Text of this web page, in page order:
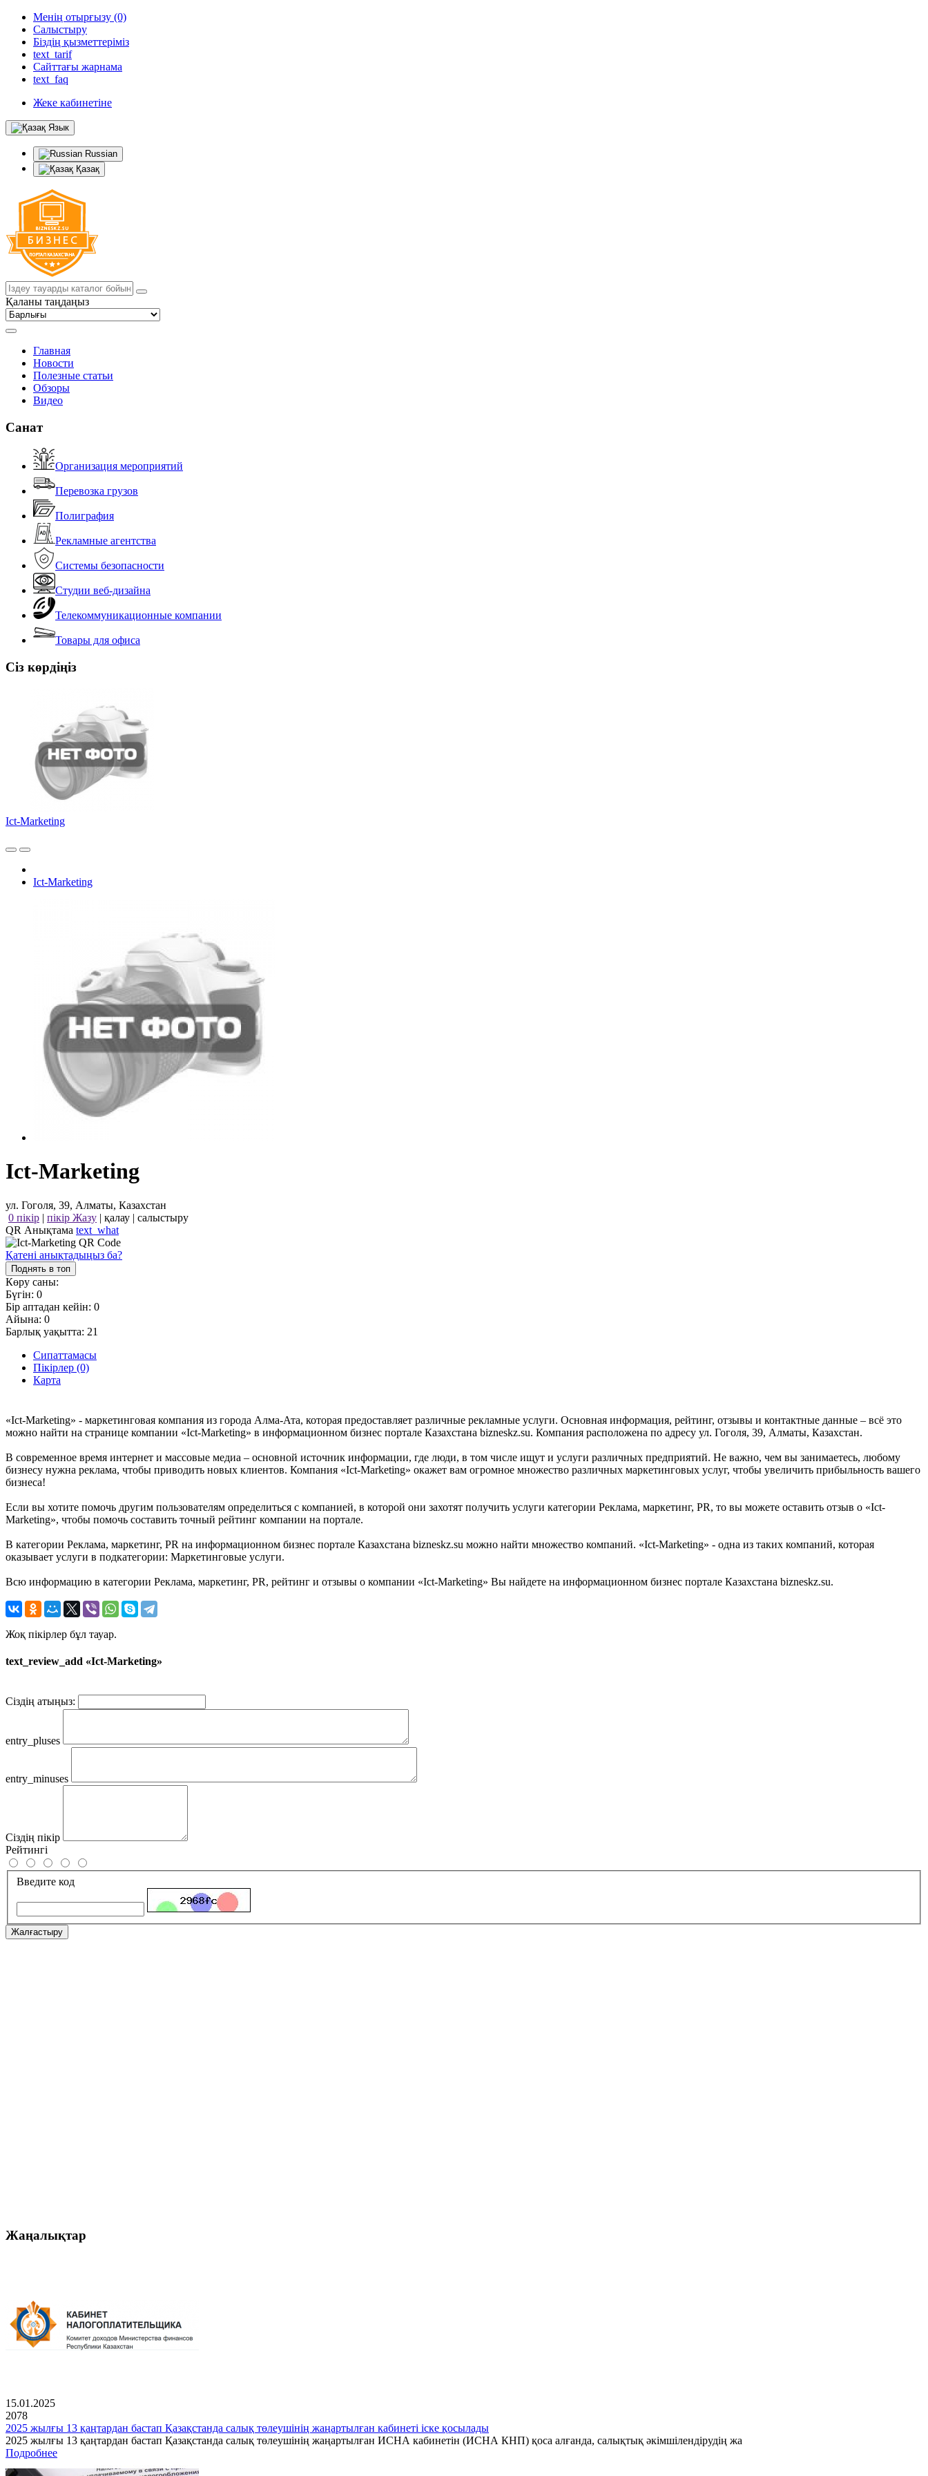
Менің отырғызу (0)
Салыстыру
Біздің қызметтеріміз
text_tarif
Сайттағы жарнама
text_faq
Жеке кабинетіне
Язык
Russian
Қазақ
Қаланы таңдаңыз
Главная
Новости
Полезные статьи
Обзоры
Видео
Санат
Организация мероприятий
Перевозка грузов
Полиграфия
Рекламные агентства
Системы безопасности
Студии веб-дизайна
Телекоммуникационные компании
Товары для офиса
Сіз көрдіңіз
Ict-Marketing
Ict-Marketing
Ict-Marketing
ул. Гоголя, 39, Алматы, Казахстан
0 пікір | пікір Жазу | қалау | салыстыру
QR Анықтама text_what
Қатені анықтадыңыз ба?
Поднять в топ
Көру саны:
Бүгін: 0
Бір аптадан кейін: 0
Айына: 0
Барлық уақытта: 21
Сипаттамасы
Пікірлер (0)
Карта
«Ict-Marketing» - маркетинговая компания из города Алма-Ата, которая предоставляет различные рекламные услуги. Основная информация, рейтинг, отзывы и контактные данные – всё это
можно найти на странице компании «Ict-Marketing» в информационном бизнес портале Казахстана bizneskz.su. Компания расположена по адресу ул. Гоголя, 39, Алматы, Казахстан.
В современное время интернет и массовые медиа – основной источник информации, где люди, в том числе ищут и услуги различных предприятий. Не важно, чем вы занимаетесь, любому
бизнесу нужна реклама, чтобы приводить новых клиентов. Компания «Ict-Marketing» окажет вам огромное множество различных маркетинговых услуг, чтобы увеличить прибыльность вашего
бизнеса!
Если вы хотите помочь другим пользователям определиться с компанией, в которой они захотят получить услуги категории Реклама, маркетинг, PR, то вы можете оставить отзыв о «Ict-
Marketing», чтобы помочь составить точный рейтинг компании на портале.
В категории Реклама, маркетинг, PR на информационном бизнес портале Казахстана bizneskz.su можно найти множество компаний. «Ict-Marketing» - одна из таких компаний, которая
оказывает услуги в подкатегории: Маркетинговые услуги.
Всю информацию в категории Реклама, маркетинг, PR, рейтинг и отзывы о компании «Ict-Marketing» Вы найдете на информационном бизнес портале Казахстана bizneskz.su.
Жоқ пікірлер бұл тауар.
text_review_add «Ict-Marketing»
Сіздің атыңыз:
entry_pluses
entry_minuses
Сіздің пікір
Рейтингі
Введите код
Жалғастыру
Жаңалықтар
15.01.2025
2078
2025 жылғы 13 қаңтардан бастап Қазақстанда салық төлеушінің жаңартылған кабинеті іске қосылады
2025 жылғы 13 қаңтардан бастап Қазақстанда салық төлеушінің жаңартылған ИСНА кабинетін (ИСНА КНП) қоса алғанда, салықтық әкімшілендірудің жа
Подробнее